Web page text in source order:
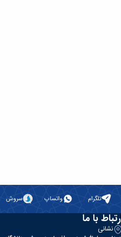
تلگرام واتساپ سروش
با ما
نشانی